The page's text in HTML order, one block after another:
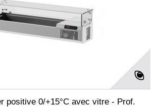
positive 0/+15°C avec vitre - Prof.